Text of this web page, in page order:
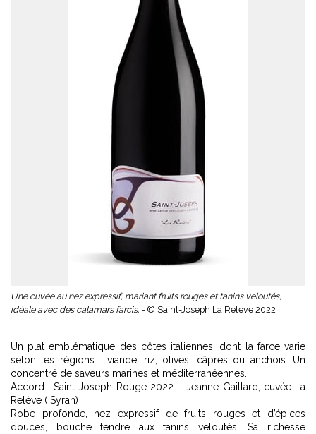
Une cuvée au nez expressif, mariant fruits rouges et tanins veloutés,
idéale avec des calamars farcis. - © Saint-Joseph La Relève 2022
Un plat emblématique des côtes italiennes, dont la farce varie
selon les régions : viande, riz, olives, câpres ou anchois. Un
concentré de saveurs marines et méditerranéennes.
Accord : Saint-Joseph Rouge 2022 – Jeanne Gaillard, cuvée La
Relève ( Syrah)
Robe profonde, nez expressif de fruits rouges et d’épices
douces, bouche tendre aux tanins veloutés. Sa richesse